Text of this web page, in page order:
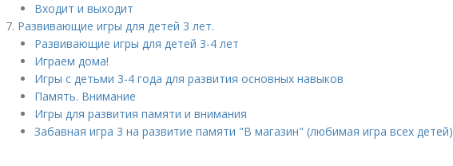
Входит и выходит
Развивающие игры для детей 3 лет.
Развивающие игры для детей 3-4 лет
Играем дома!
Игры с детьми 3-4 года для развития основных навыков
Память. Внимание
Игры для развития памяти и внимания
Забавная игра 3 на развитие памяти "В магазин" (любимая игра всех детей)